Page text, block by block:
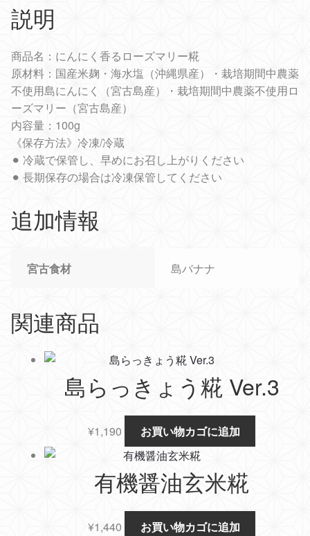
マ
リ
ー
糀
Ver.2
説明
商品名：にんにく香るローズマリー糀
原材料：国産米麹・海水塩（沖縄県産）・栽培期間中農薬
不使用島にんにく（宮古島産）・栽培期間中農薬不使用ロ
ーズマリー（宮古島産）
内容量：100g
《保存方法》冷凍/冷蔵
⚫︎ 冷蔵で保管し、早めにお召し上がりください
⚫︎ 長期保存の場合は冷凍保管してください
追加情報
宮古食材 島バナナ
関連商品
島らっきょう糀 Ver.3
¥1,190 お買い物カゴに追加
有機醤油玄米糀
¥1,440 お買い物カゴに追加